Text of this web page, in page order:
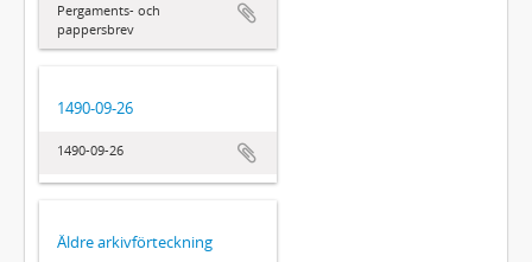
Pergaments- och
pappersbrev
1490-09-26
1490-09-26
Äldre arkivförteckning